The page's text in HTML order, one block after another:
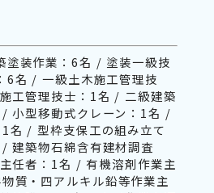
塗装作業：6名 / 塗装一級技
6名 / 一級土木施工管理技
工管理技士：1名 / 二級建築
小型移動式クレーン：1名 /
名 / 型枠支保工の組み立て
建築物石綿含有建材調査
任者：1名 / 有機溶剤作業主
質・四アルキル鉛等作業主